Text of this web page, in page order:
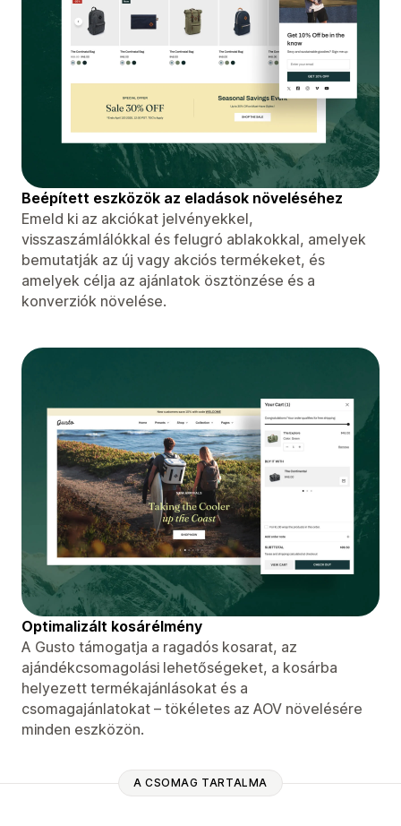
Beépített eszközök az eladások növeléséhez
Emeld ki az akciókat jelvényekkel,
visszaszámlálókkal és felugró ablakokkal, amelyek
bemutatják az új vagy akciós termékeket, és
amelyek célja az ajánlatok ösztönzése és a
konverziók növelése.
Optimalizált kosárélmény
A Gusto támogatja a ragadós kosarat, az
ajándékcsomagolási lehetőségeket, a kosárba
helyezett termékajánlásokat és a
csomagajánlatokat – tökéletes az AOV növelésére
minden eszközön.
A CSOMAG TARTALMA